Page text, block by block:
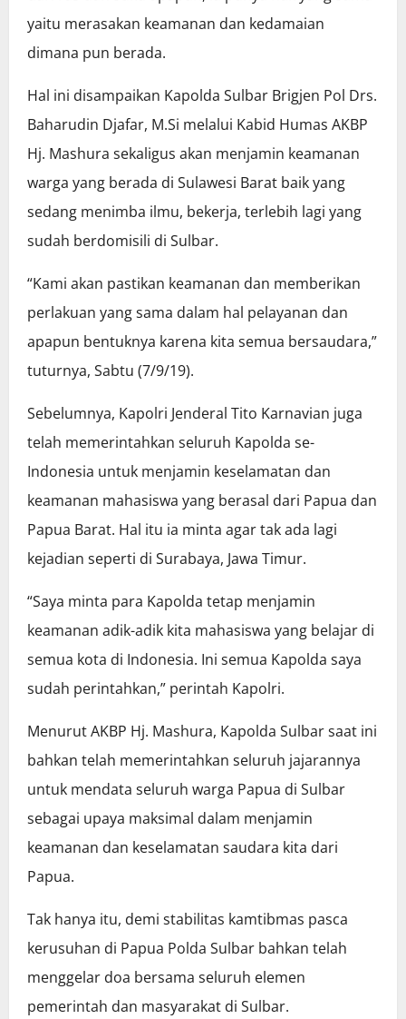
yaitu merasakan keamanan dan kedamaian
dimana pun berada.
Hal ini disampaikan Kapolda Sulbar Brigjen Pol Drs.
Baharudin Djafar, M.Si melalui Kabid Humas AKBP
Hj. Mashura sekaligus akan menjamin keamanan
warga yang berada di Sulawesi Barat baik yang
sedang menimba ilmu, bekerja, terlebih lagi yang
sudah berdomisili di Sulbar.
“Kami akan pastikan keamanan dan memberikan
perlakuan yang sama dalam hal pelayanan dan
apapun bentuknya karena kita semua bersaudara,”
tuturnya, Sabtu (7/9/19).
Sebelumnya, Kapolri Jenderal Tito Karnavian juga
telah memerintahkan seluruh Kapolda se-
Indonesia untuk menjamin keselamatan dan
keamanan mahasiswa yang berasal dari Papua dan
Papua Barat. Hal itu ia minta agar tak ada lagi
kejadian seperti di Surabaya, Jawa Timur.
“Saya minta para Kapolda tetap menjamin
keamanan adik-adik kita mahasiswa yang belajar di
semua kota di Indonesia. Ini semua Kapolda saya
sudah perintahkan,” perintah Kapolri.
Menurut AKBP Hj. Mashura, Kapolda Sulbar saat ini
bahkan telah memerintahkan seluruh jajarannya
untuk mendata seluruh warga Papua di Sulbar
sebagai upaya maksimal dalam menjamin
keamanan dan keselamatan saudara kita dari
Papua.
Tak hanya itu, demi stabilitas kamtibmas pasca
kerusuhan di Papua Polda Sulbar bahkan telah
menggelar doa bersama seluruh elemen
pemerintah dan masyarakat di Sulbar.